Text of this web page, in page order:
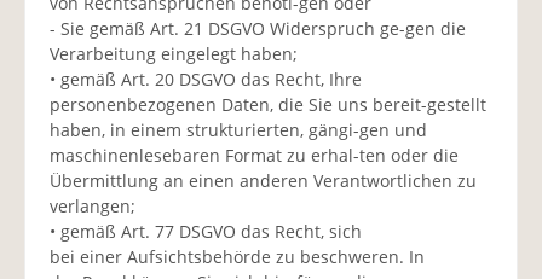
- Sie gemäß Art. 21 DSGVO Widerspruch ge-gen die
Verarbeitung eingelegt haben;
• gemäß Art. 20 DSGVO das Recht, Ihre
personenbezogenen Daten, die Sie uns bereit-gestellt
haben, in einem strukturierten, gängi-gen und
maschinenlesebaren Format zu erhal-ten oder die
Übermittlung an einen anderen Verantwortlichen zu
verlangen;
• gemäß Art. 77 DSGVO das Recht, sich
bei einer Aufsichtsbehörde zu beschweren. In